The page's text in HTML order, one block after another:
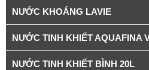
NƯỚC KHOÁNG LAVIE
NƯỚC TINH KHIẾT AQUAFINA
NƯỚC TINH KHIẾT BÌNH 20L